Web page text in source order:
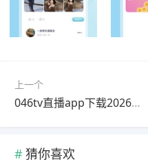
上一个
046tv直播app下载2026最新版
猜你喜欢